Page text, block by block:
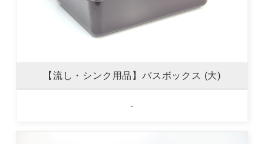
【流し・シンク用品】バスボックス (大)
-